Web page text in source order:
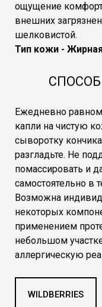
WILDBERRIES
Ежедневно
капли на чистую
сыворотку
разгладьте. Не
помассировать и
самостоятельно в
Возможна
некоторых
применением
небольшом
аллергическую
ощущение
внешних
шелковистой.
Тип кожи -